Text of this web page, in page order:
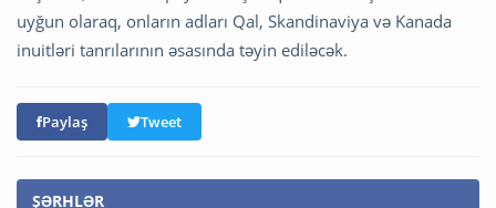
uyğun olaraq, onların adları Qal, Skandinaviya və Kanada
inuitləri tanrılarının əsasında təyin ediləcək.
Paylaş Tweet
ŞƏRHLƏR